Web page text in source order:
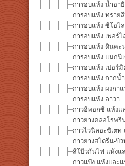
การอบแห้ง น้ำอา
การอบแห้ง ทราย
การอบแห้ง ซีโอไ
การอบแห้ง เพอร์ไ
การอบแห้ง ดินคะ
การอบแห้ง แมกนี
การอบแห้ง เปอร์
การอบแห้ง กากน้
การอบแห้ง ผงกา
การอบแห้ง ลาวา
กาวอีพอกซี แห้งแ
กาวยางคลอโรพรี
กาวไวนิลอะซิเตท
กาวยางสไตรีน-บิ
สีโป๊วกันไฟ แห้งแ
กาวแป้ง แห้งและแ